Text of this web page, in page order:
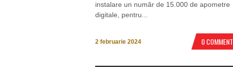
instalare un număr de 15.000 de apometre
digitale, pentru...
2 februarie 2024 0 COMMENT